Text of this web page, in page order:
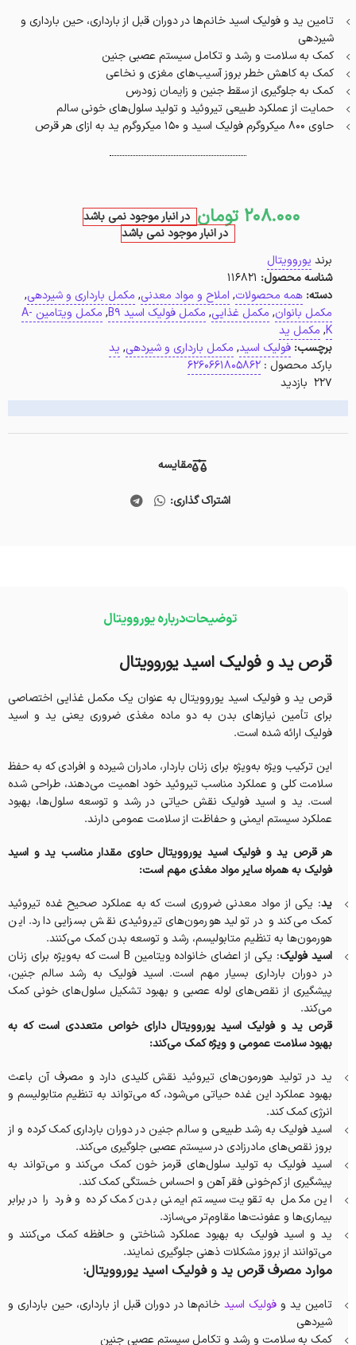
تامین ید و فولیک اسید خانم‌ها در دوران قبل از بارداری، حین بارداری و
شیردهی
کمک به سلامت و رشد و تکامل سیستم عصبی جنین
کمک به کاهش خطر بروز آسیب‌های مغزی و نخاعی
کمک به جلوگیری از سقط جنین و زایمان زودرس
حمایت از عملکرد طبیعی تیروئید و تولید سلول‌های خونی سالم
حاوی 800 میکروگرم فولیک اسید و 150 میکروگرم ید به ازای هر قرص
208.000 تومان در انبار موجود نمی باشد
در انبار موجود نمی باشد
برند یوروویتال
شناسه محصول: 116821
دسته: همه محصولات, املاح و مواد معدنی, مکمل بارداری و شیردهی,
مکمل بانوان, مکمل غذایی, مکمل فولیک اسید B9 ,
مکمل ویتامین A-
K
, مکمل ید
برچسب: فولیک اسید, مکمل بارداری و شیردهی, ید
بارکد محصول : 6260661805862
227 بازدید
مقایسه
اشتراک گذاری:
توضیحاتدرباره یوروویتال
قرص ید و فولیک اسید یوروویتال
قرص ید و فولیک اسید یوروویتال به عنوان یک مکمل غذایی اختصاصی
برای تأمین نیازهای بدن به دو ماده مغذی ضروری یعنی ید و اسید
فولیک ارائه شده است.
این ترکیب ویژه به‌ویژه برای زنان باردار، مادران شیرده و افرادی که به حفظ
سلامت کلی و عملکرد مناسب تیروئید خود اهمیت می‌دهند، طراحی شده
است. ید و اسید فولیک نقش حیاتی در رشد و توسعه سلول‌ها، بهبود
عملکرد سیستم ایمنی و حفاظت از سلامت عمومی دارند.
هر قرص ید و فولیک اسید یوروویتال حاوی مقدار مناسب ید و اسید
فولیک به همراه سایر مواد مغذی مهم است:
ید: یکی از مواد معدنی ضروری است که به عملکرد صحیح غده تیروئید
کمک می‌کند و در تولید هورمون‌های تیروئیدی نقش بسزایی دارد. این
هورمون‌ها به تنظیم متابولیسم، رشد و توسعه بدن کمک می‌کنند.
اسید فولیک
: یکی از اعضای خانواده ویتامین B است که به‌ویژه برای زنان
در دوران بارداری بسیار مهم است. اسید فولیک به رشد سالم جنین،
پیشگیری از نقص‌های لوله عصبی و بهبود تشکیل سلول‌های خونی کمک
می‌کند.
قرص ید و فولیک اسید یوروویتال دارای خواص متعددی است که به
بهبود سلامت عمومی و ویژه کمک می‌کند:
ید در تولید هورمون‌های تیروئید نقش کلیدی دارد و مصرف آن باعث
بهبود عملکرد این غده حیاتی می‌شود، که می‌تواند به تنظیم متابولیسم و
انرژی کمک کند.
اسید فولیک به رشد طبیعی و سالم جنین در دوران بارداری کمک کرده و از
بروز نقص‌های مادرزادی در سیستم عصبی جلوگیری می‌کند.
اسید فولیک به تولید سلول‌های قرمز خون کمک می‌کند و می‌تواند به
پیشگیری از کم‌خونی فقر آهن و احساس خستگی کمک کند.
این مکمل به تقویت سیستم ایمنی بدن کمک کرده و فرد را در برابر
بیماری‌ها و عفونت‌ها مقاوم‌تر می‌سازد.
ید و اسید فولیک به بهبود عملکرد شناختی و حافظه کمک می‌کنند و
می‌توانند از بروز مشکلات ذهنی جلوگیری نمایند.
موارد مصرف قرص ید و فولیک اسید یوروویتال:
تامین ید وفولیک اسید خانم‌ها در دوران قبل از بارداری، حین بارداری و
شیردهی
کمک به سلامت و رشد و تکامل سیستم عصبی جنین